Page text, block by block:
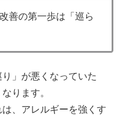
善の第一歩は「巡ら
」が悪くなっていた
ります。
、アレルギーを強くす